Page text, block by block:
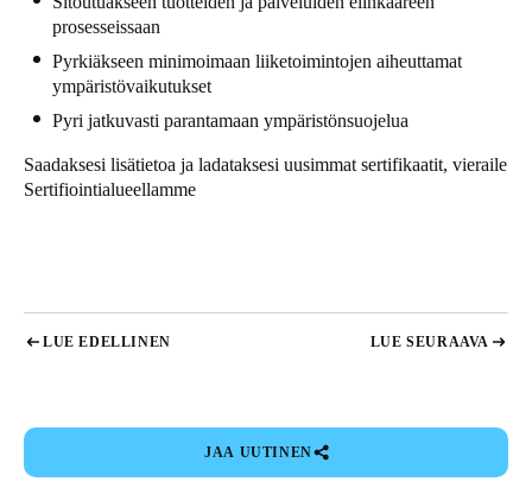
prosesseissaan
Pyrkiäkseen minimoimaan liiketoimintojen aiheuttamat
ympäristövaikutukset
Pyri jatkuvasti parantamaan ympäristönsuojelua
Saadaksesi lisätietoa ja ladataksesi uusimmat sertifikaatit, vieraile
Sertifiointialueellamme
LUE EDELLINEN LUE SEURAAVA
JAA UUTINEN